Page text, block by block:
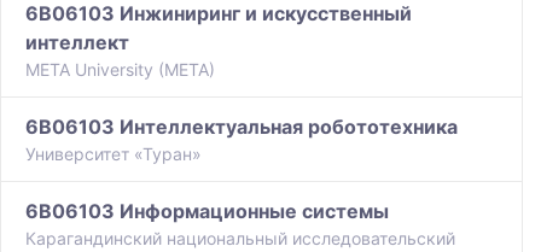
6B06103 Инжиниринг и искусственный
интеллект
META University (META)
6B06103 Интеллектуальная робототехника
Университет «Туран»
6B06103 Информационные системы
Карагандинский национальный исследовательский